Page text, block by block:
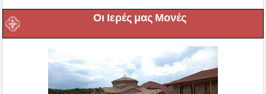
Οι Ιερές μας Μονές